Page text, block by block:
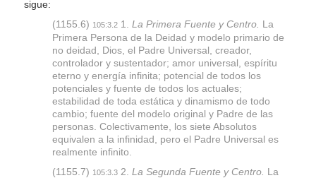
sigue:
(1155.6) 105:3.21. La Primera Fuente y Centro. La
Primera Persona de la Deidad y modelo primario de
no deidad, Dios, el Padre Universal, creador,
controlador y sustentador; amor universal, espíritu
eterno y energía infinita; potencial de todos los
potenciales y fuente de todos los actuales;
estabilidad de toda estática y dinamismo de todo
cambio; fuente del modelo original y Padre de las
personas. Colectivamente, los siete Absolutos
equivalen a la infinidad, pero el Padre Universal es
realmente infinito.
(1155.7) 105:3.32. La Segunda Fuente y Centro. La